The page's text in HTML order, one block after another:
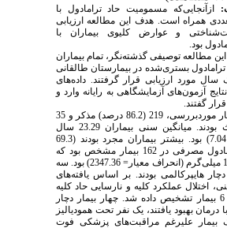
ازآنجایی‌که مسمومیت حاد ترامادول با
همراه است. هدف این مطالعه ارزیابی
و عوارض کلیوی بیماران با
بود.
مطالعه توصیفی گذشته‌نگر، تمام بیماران
بستری‌شده در بیمارستان طالقانی
سال مورد ارزیابی قرار گرفتند. داده‌های
آزمون‌های آزمایشگاهی به رایانه وارد و
گفتند.
از 254 بیمار موردبررسی، 219 (86.2 درصد) مذکر و 35
(13.8 درصد) مؤنث بودند. میانگین سنی بیماران 23.29 سال
(انحراف معیار = 7.04) بود. بیشتر بیماران مجرد بودند (69.3
درصد). مقدار ترامادول مصرفی در 162 بیمار مشخص بود که
میانگین آن 1837.35 میلی‌گرم (انحراف معیار= 2347.36) بود. سه
درصد) دچار هایپرکالمی بودند. بر اساس یافته‌های
اختلال عملکرد کلیه و نارسایی حاد کلیه
به ترتیب در 29 و 6 بیمار تشخیص داده شد. چهار بیمار دچار
درمان بهبود یافتند، یک نفر تحت همودیالیز
بیمار علیرغم مراقبت‌های پزشکی فوت